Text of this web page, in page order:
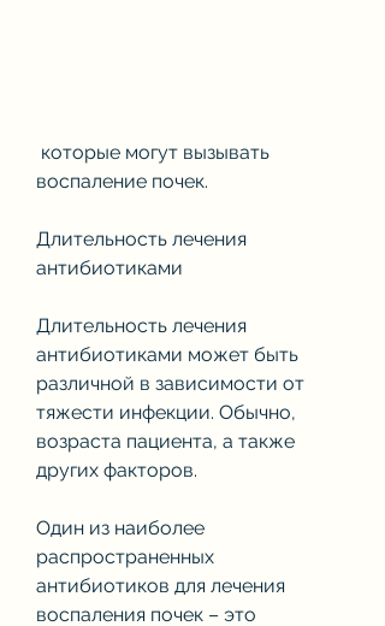
воспаление почек.
Длительность лечения
антибиотиками
Длительность лечения
антибиотиками может быть
различной в зависимости от
тяжести инфекции. Обычно,
возраста пациента, а также
других факторов.
Один из наиболее
распространенных
антибиотиков для лечения
воспаления почек – это